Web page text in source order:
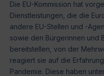
Die EU-Kommission hat
Dienstleistungen, die die
andere EU-Stellen und -
sowie den Bürgerinnen und
bereitstellen, von der
reagiert sie auf die
Pandemie. Diese haben